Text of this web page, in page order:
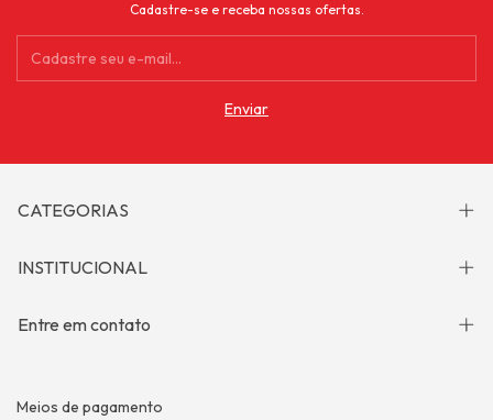
Cadastre-se e receba nossas ofertas.
CATEGORIAS
INSTITUCIONAL
Entre em contato
Meios de pagamento